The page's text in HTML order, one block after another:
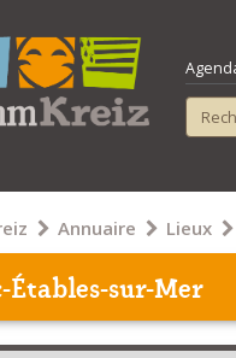
Annuaire Lieux
sur-Mer